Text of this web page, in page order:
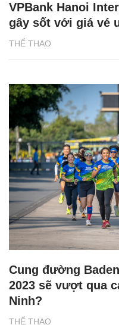
THỂ THAO
VPBank Hanoi
gây sốt với giá vé
THỂ THAO
Cung đường
2023 sẽ vượt qua
Ninh?